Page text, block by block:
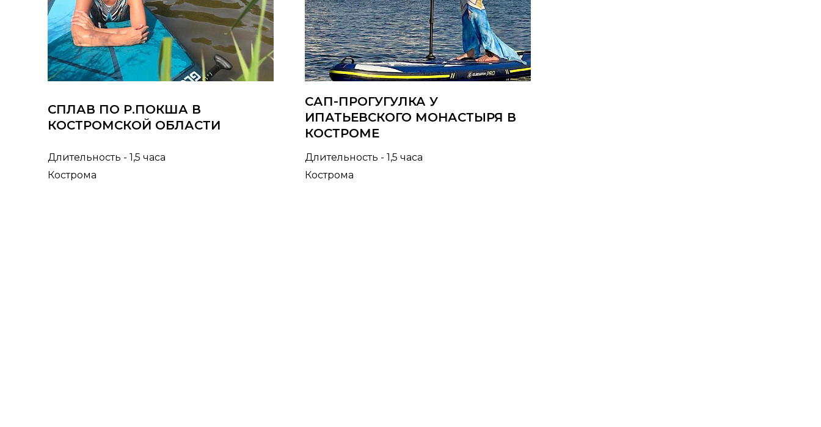
СПЛАВ ПО Р.ПОКША В
КОСТРОМСКОЙ ОБЛАСТИ
Длительность - 1,5 часа
Кострома
САП-ПРОГУГУЛКА У
ИПАТЬЕВСКОГО МОНАСТЫРЯ В
КОСТРОМЕ
Длительность - 1,5 часа
Кострома